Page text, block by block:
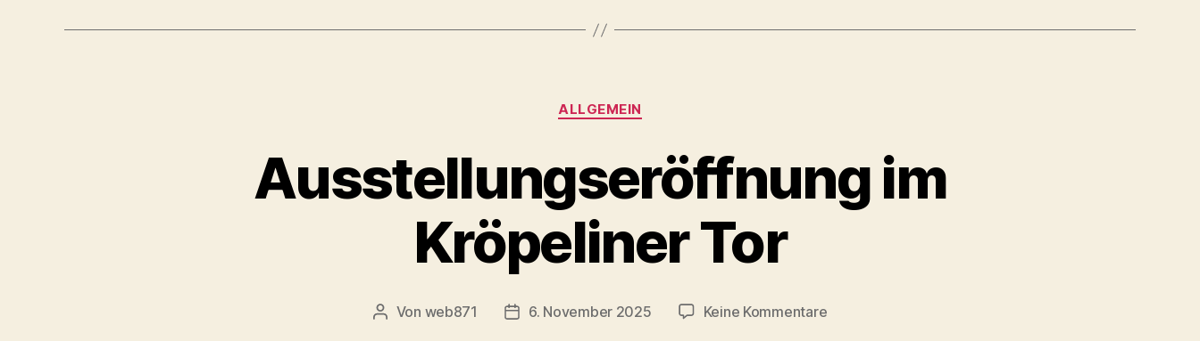
Kategorien
ALLGEMEIN
Ausstellungseröffnung im
Kröpeliner Tor
Beitragsautor
Von web871 Veröffentlichungsdatum
6. November 2025 Keine Kommentarezu